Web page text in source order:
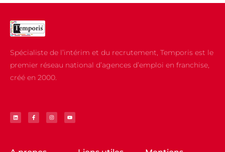
Spécialiste de l’intérim et du recrutement, Temporis est le
premier réseau national d’agences d’emploi en franchise,
créé en 2000.